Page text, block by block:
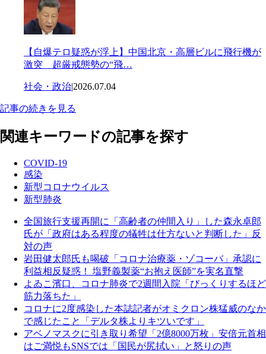
【自爆テロ疑惑が浮上】中国北京・高層ビルに飛行機が
激突 超厳戒態勢の“飛…
社会・政治|2026.07.04
記事の続きを見る
関連キーワードの記事を探す
COVID-19
感染
新型コロナウイルス
新型肺炎
全国旅行支援再開に「高齢者の仲間入り」した森永卓郎
氏が「政府はある程度の犠牲は仕方ないと判断した」反
対の声
岩田健太郎氏も喝破「コロナ治療薬・ゾコーバ」承認に
利益相反疑惑！ 塩野義製薬“お抱え医師”を実名直撃
よゐこ濱口、コロナ肺炎で2週間入院「びっくりするほど
筋力落ちた」
コロナに2度感染した本誌記者がオミクロン株猛威のなか
で感じたこと「デルタ株よりキツいです」
アベノマスクに引き取り希望「2億8000万枚」安倍元首相
はご満悦もSNSでは「国民が尻拭い」と怒りの声